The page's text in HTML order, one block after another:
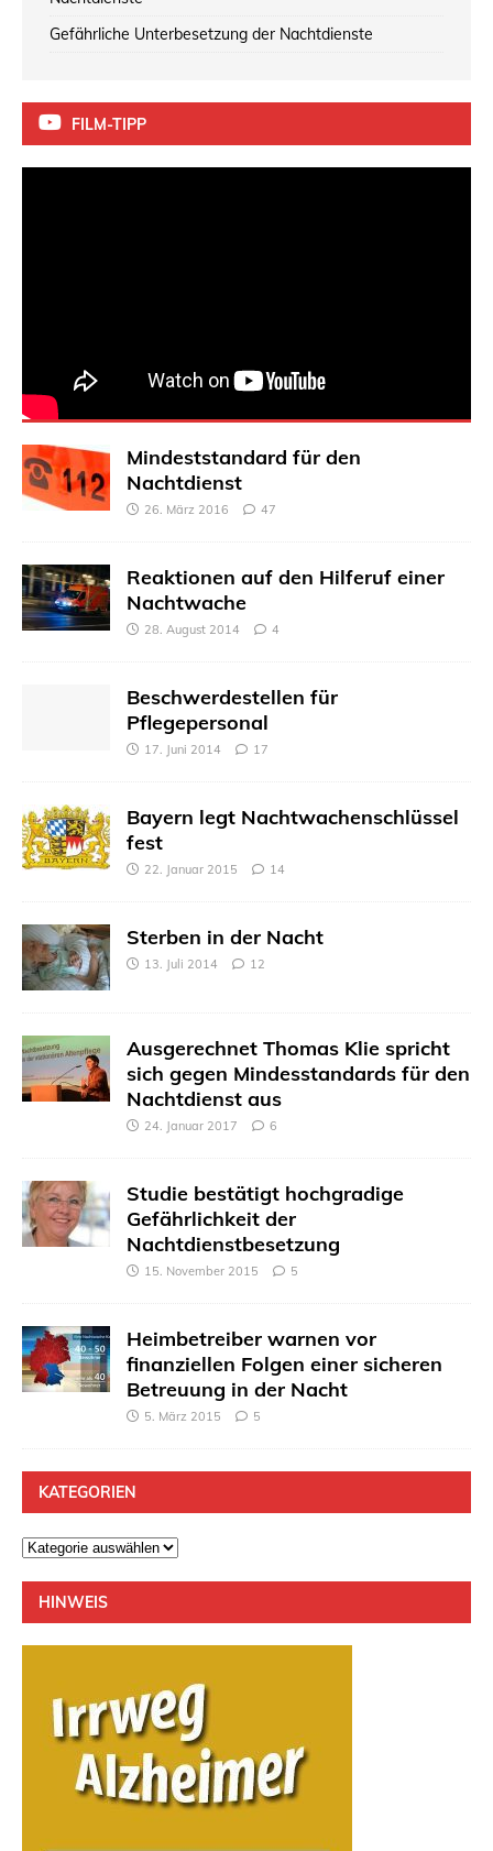
Gefährliche Unterbesetzung der Nachtdienste
FILM-TIPP
Mindeststandard für den
Nachtdienst
26. März 2016 47
Reaktionen auf den Hilferuf einer
Nachtwache
28. August 2014 4
Beschwerdestellen für
Pflegepersonal
17. Juni 2014 17
Bayern legt Nachtwachenschlüssel
fest
22. Januar 2015 14
Sterben in der Nacht
13. Juli 2014 12
Ausgerechnet Thomas Klie spricht
sich gegen Mindesstandards für den
Nachtdienst aus
24. Januar 2017 6
Studie bestätigt hochgradige
Gefährlichkeit der
Nachtdienstbesetzung
15. November 2015 5
Heimbetreiber warnen vor
finanziellen Folgen einer sicheren
Betreuung in der Nacht
5. März 2015 5
KATEGORIEN
HINWEIS